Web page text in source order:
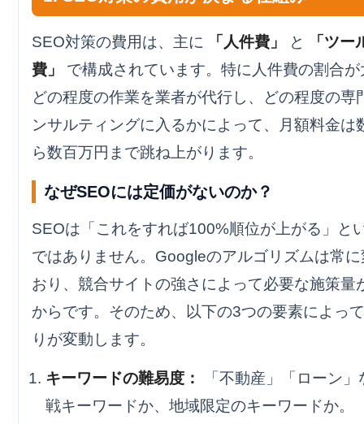
SEO対策の費用は、主に 「人件費」 と
「ツー
費」
で構成されています。特に人件費の割合
どの程度の作業を業者が代行し、どの程度の専
ンサルティングに入るかによって、月額料金は
ら数百万円まで跳ね上がります。
なぜSEOには定価がないのか？
SEOは「これをすれば100%順位が上がる」と
ではありません。Googleのアルゴリズムは常
おり、競合サイトの強さによって必要な施策量
からです。そのため、以下の3つの要素によっ
りが変動します。
キーワードの難易度：
「不動産」「ローン
戦キーワードか、地域限定のキーワードか。